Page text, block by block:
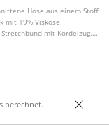
Hose aus einem Stoff
mit 19% Viskose.
mit Kordelzug.
berechnet.